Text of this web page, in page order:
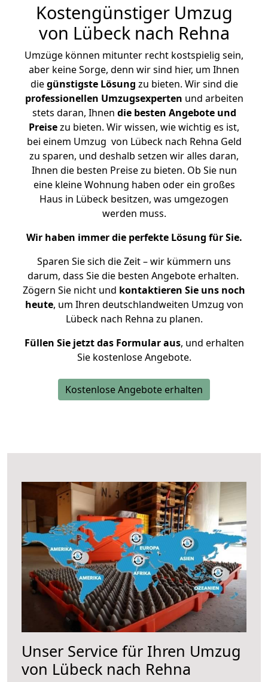
Kostengünstiger Umzug
von Lübeck nach Rehna
Umzüge können mitunter recht kostspielig sein,
aber keine Sorge, denn wir sind hier, um Ihnen
diegünstigste Lösung zu bieten. Wir sind die
professionellen Umzugsexperten und arbeiten
stets daran, Ihnen die besten Angebote und
Preisezu bieten. Wir wissen, wie wichtig es ist,
bei einem Umzug von Lübeck nach Rehna Geld
zu sparen, und deshalb setzen wir alles daran,
Ihnen die besten Preise zu bieten. Ob Sie nun
eine kleine Wohnung haben oder ein großes
Haus in Lübeck besitzen, was umgezogen
werden muss.
Wir haben immer die perfekte Lösung für Sie.
Sparen Sie sich die Zeit – wir kümmern uns
darum, dass Sie die besten Angebote erhalten.
Zögern Sie nicht und kontaktieren Sie uns noch
heute, um Ihren deutschlandweiten Umzug von
Lübeck nach Rehna zu planen.
Füllen Sie jetzt das Formular aus, und erhalten
Sie kostenlose Angebote.
Kostenlose Angebote erhalten
Unser Service für Ihren Umzug
von Lübeck nach Rehna